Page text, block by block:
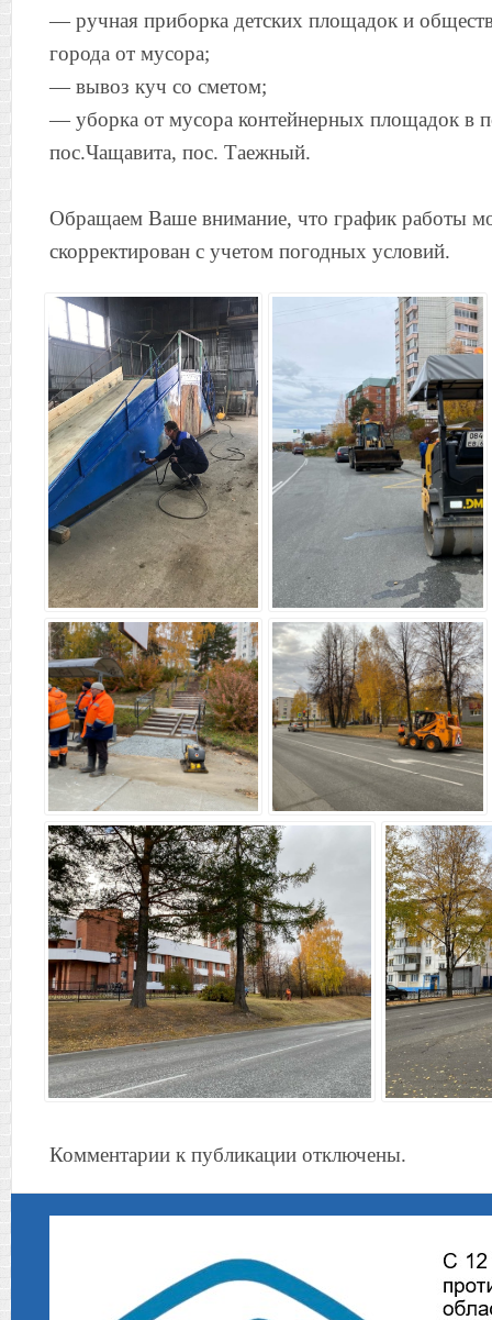
— ручная приборка детских площадок и
города от мусора;
— вывоз куч со сметом;
— уборка от мусора контейнерных площадок в
пос.Чащавита, пос. Таежный.
Обращаем Ваше внимание, что график работы
скорректирован с учетом погодных условий.
Комментарии к публикации отключены.